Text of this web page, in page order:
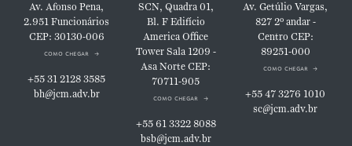
Av. Afonso Pena,
2.951Funcionários
CEP: 30130-006
como chegar
+55 31 2128 3585
bh@jcm.adv.br
SCN, Quadra 01,
Bl. FEdifício
America Office
TowerSala 1209 -
Asa NorteCEP:
70711-905
como chegar
+55 61 3322 8088
bsb@jcm.adv.br
Av. Getúlio Vargas,
8272º andar -
Centro CEP:
89251-000
como chegar
+55 47 3276 1010
sc@jcm.adv.br